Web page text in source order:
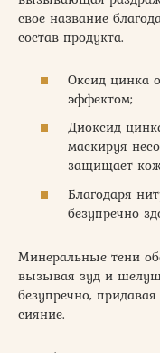
свое название
состав продукта.
Оксид цинка
эффектом;
Диоксид
маскируя
защищает
Благодаря
безупречно
Минеральные тени
вызывая зуд и
безупречно,
сияние.